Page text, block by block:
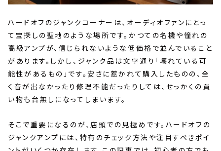
ハードオフのジャンクコーナーは、オーディオファンにとっ
て宝探しの聖地のような場所です。かつての名機や憧れの
高級アンプが、信じられないような低価格で並んでいること
があります。しかし、ジャンク品は文字通り「壊れている可
能性があるもの」です。安さに惹かれて購入したものの、全
く音が出なかったり修理不能だったりしては、せっかくの買
い物も台無しになってしまいます。
そこで重要になるのが、店頭での見極めです。ハードオフの
ジャンクアンプには、特有のチェック方法や注目すべきポイ